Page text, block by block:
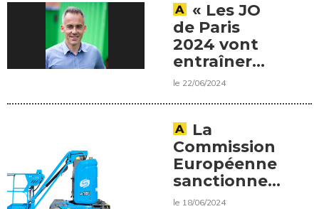
Yann
Krysinski,
directeur
des
opérations
« Les JO
de Paris
2024 vont
entraîner
une baisse
minimum
pour nos
professions.
» Une
interview
le 22/06/2024
La
Commission
Européenne
sanctionne
Sinoboom.
le 18/06/2024